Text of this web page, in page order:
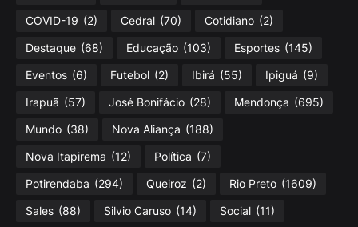
COVID-19 (2) Cedral (70) Cotidiano (2)
Destaque (68) Educação (103) Esportes (145)
Eventos (6) Futebol (2) Ibirá (55) Ipiguá (9)
Irapuã (57) José Bonifácio (28) Mendonça (695)
Mundo (38) Nova Aliança (188)
Nova Itapirema (12) Política (7)
Potirendaba (294) Queiroz (2) Rio Preto (1609)
Sales (88) Silvio Caruso (14) Social (11)